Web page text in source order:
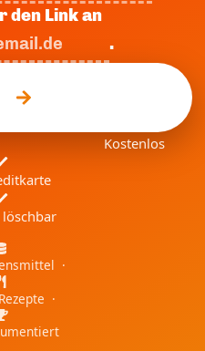
den Link an
.
Kostenlos
löschbar
·
·